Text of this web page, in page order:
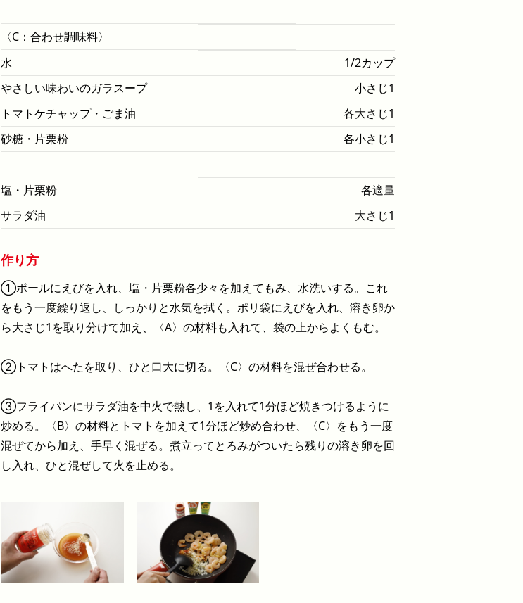
〈C：合わせ調味料〉
水
1/2カップ
やさしい味わいのガラスープ
小さじ1
トマトケチャップ・ごま油
各大さじ1
砂糖・片栗粉
各小さじ1
塩・片栗粉
各適量
サラダ油
大さじ1
作り方
①ボールにえびを入れ、塩・片栗粉各少々を加えてもみ、水洗いする。これ
をもう一度繰り返し、しっかりと水気を拭く。ポリ袋にえびを入れ、溶き卵か
ら大さじ1を取り分けて加え、〈A〉の材料も入れて、袋の上からよくもむ。
②トマトはへたを取り、ひと口大に切る。〈C〉の材料を混ぜ合わせる。
③フライパンにサラダ油を中火で熱し、1を入れて1分ほど焼きつけるように
炒める。〈B〉の材料とトマトを加えて1分ほど炒め合わせ、〈C〉をもう一度
混ぜてから加え、手早く混ぜる。煮立ってとろみがついたら残りの溶き卵を回
し入れ、ひと混ぜして火を止める。